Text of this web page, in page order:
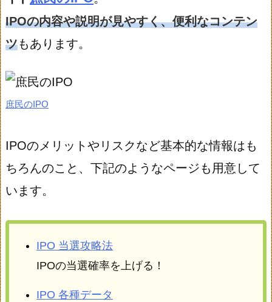
IPOの内容や説明が見やすく、便利なコンテン
ツもあります。
庶民のIPO
IPOのメリットやリスクなど基本的な情報はも
ちろんのこと、下記のようなページも用意して
います。
IPO 当選攻略法
IPOの当選確率を上げる！
IPO 各種データ